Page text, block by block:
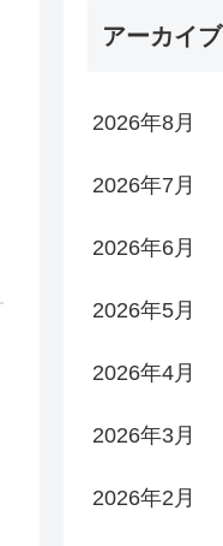
アーカイブ
2026年8月
2026年7月
2026年6月
2026年5月
2026年4月
2026年3月
2026年2月